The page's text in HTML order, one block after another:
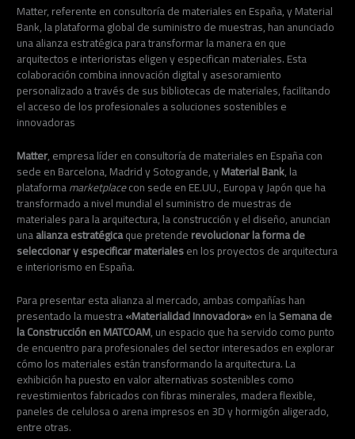
Matter, referente en consultoría de materiales en España, y Material
Bank, la plataforma global de suministro de muestras, han anunciado
una alianza estratégica para transformar la manera en que
arquitectos e interioristas eligen y especifican materiales. Esta
colaboración combina innovación digital y asesoramiento
personalizado a través de sus bibliotecas de materiales, facilitando
el acceso de los profesionales a soluciones sostenibles e
innovadoras
Matter, empresa líder en consultoría de materiales en España con
sede en Barcelona, Madrid y Sotogrande, yMaterial Bank, la
plataformamarketplacecon sede en EE.UU., Europa y Japón que ha
transformado a nivel mundial el suministro de muestras de
materiales para la arquitectura, la construcción y el diseño, anuncian
unaalianza estratégicaque pretenderevolucionar la forma de
seleccionar y especificar materialesen los proyectos de arquitectura
e interiorismo en España.
Para presentar esta alianza al mercado, ambas compañías han
presentado la muestra«Materialidad Innovadora»en laSemana de
la Construcción en MATCOAM, un espacio que ha servido como punto
de encuentro para profesionales del sector interesados en explorar
cómo los materiales están transformando la arquitectura. La
exhibición ha puesto en valor alternativas sostenibles como
revestimientos fabricados con fibras minerales, madera flexible,
paneles de celulosa o arena impresos en 3D y hormigón aligerado,
entre otras.